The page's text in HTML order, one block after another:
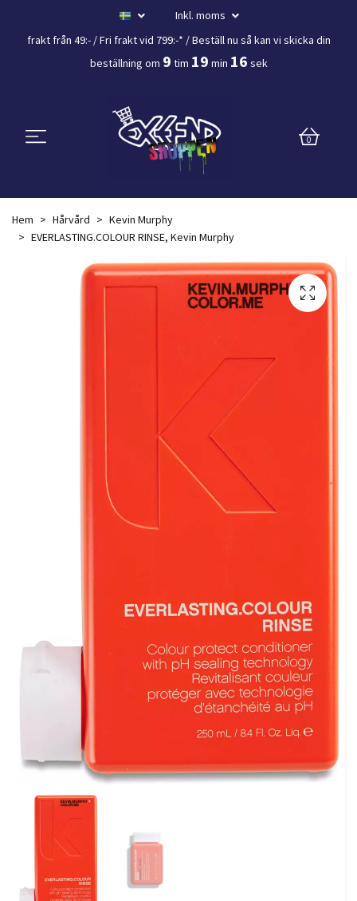
Inkl. moms
frakt från 49:- /Fri frakt vid 799:-* / Beställ nu så kan vi skicka din
beställning om 9 tim 19 min 16 sek
0
Hem Hårvård
Kevin Murphy
EVERLASTING.COLOUR RINSE, Kevin Murphy